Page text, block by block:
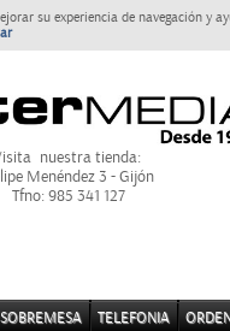
su experiencia de navegación y
nuestra tienda:
Menéndez 3 - Gijón
Tfno: 985 341 127
SOBREMESA TELEFONIA